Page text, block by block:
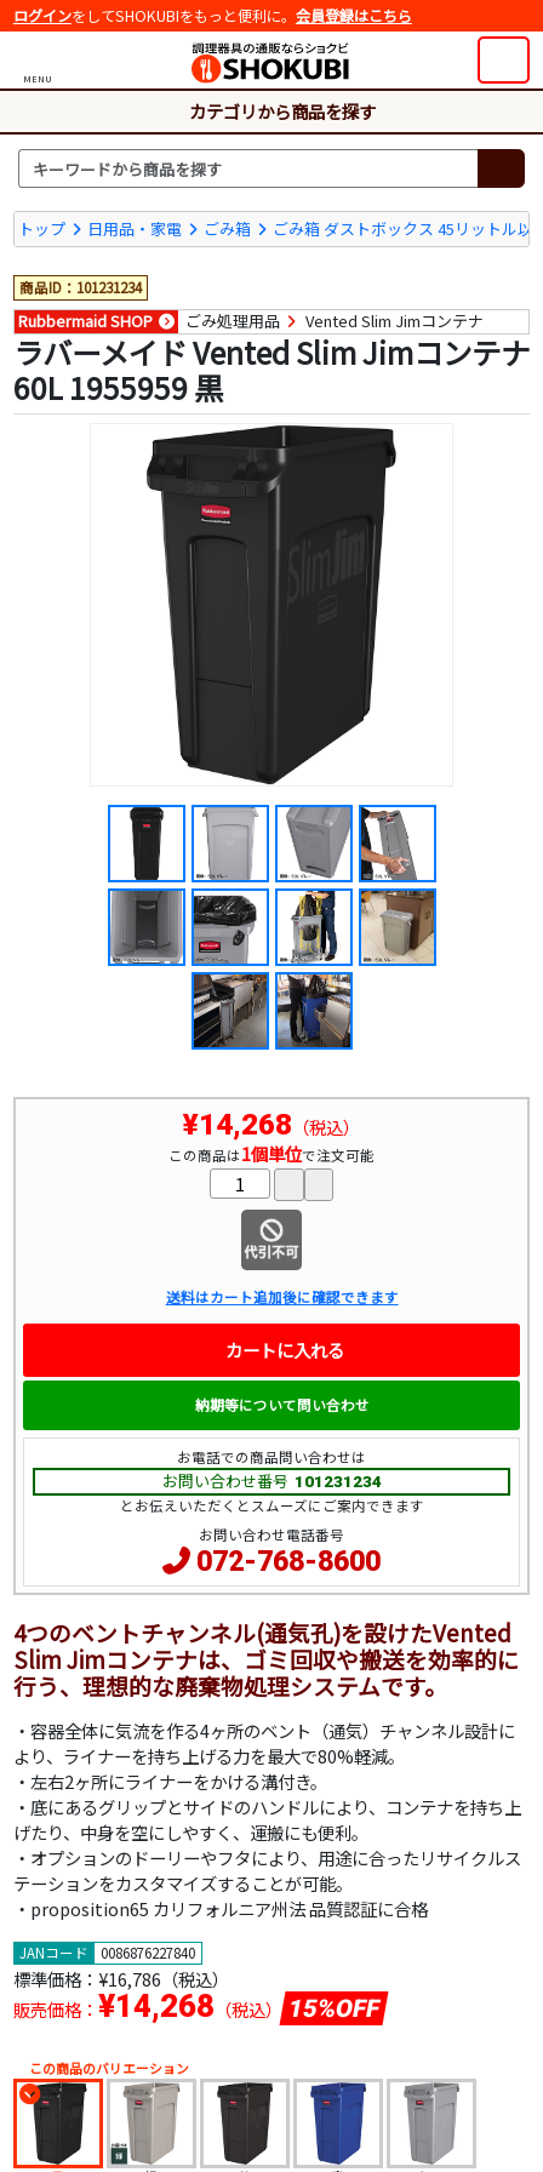
ログインをしてSHOKUBIをもっと便利に。 会員登録はこちら
MENU
カテゴリから商品を探す
トップ 日用品・家電 ごみ箱 ごみ箱 ダストボックス 45リットル以
商品ID：101231234
Rubbermaid SHOP ごみ処理用品 Vented Slim Jimコンテナ
ラバーメイド Vented Slim Jimコンテナ
60L 1955959 黒
4つのベントチャンネル(通気孔)を設けたVented
Slim Jimコンテナは、ゴミ回収や搬送を効率的に
行う、理想的な廃棄物処理システムです。
・容器全体に気流を作る4ヶ所のベント（通気）チャンネル設計に
より、ライナーを持ち上げる力を最大で80%軽減。
・左右2ヶ所にライナーをかける溝付き。
・底にあるグリップとサイドのハンドルにより、コンテナを持ち上
げたり、中身を空にしやすく、運搬にも便利。
・オプションのドーリーやフタにより、用途に合ったリサイクルス
テーションをカスタマイズすることが可能。
・proposition65 カリフォルニア州法 品質認証に合格
JANコード 0086876227840
標準価格： ¥16,786（税込）
販売価格： ¥14,268 （税込） 15%OFF
この商品のバリエーション
¥14,268 （税込）
この商品は1個単位で注文可能
送料はカート追加後に確認できます
カートに入れる
納期等について問い合わせ
お電話での商品問い合わせは
お問い合わせ番号 101231234
とお伝えいただくとスムーズにご案内できます
お問い合わせ電話番号
072-768-8600